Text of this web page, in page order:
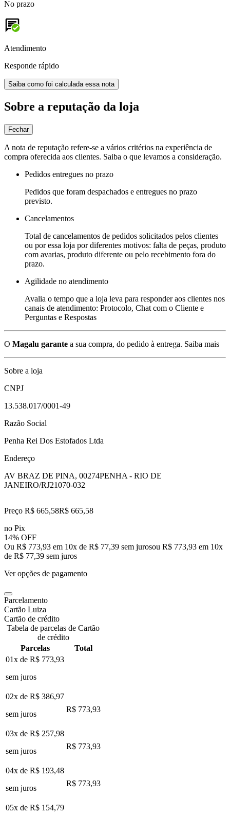
No prazo
Atendimento
Responde rápido
Saiba como foi calculada essa nota
Sobre a reputação da loja
Fechar
A nota de reputação refere-se a vários critérios na experiência de
compra oferecida aos clientes. Saiba o que levamos a consideração.
Pedidos entregues no prazo
Pedidos que foram despachados e entregues no prazo
previsto.
Cancelamentos
Total de cancelamentos de pedidos solicitados pelos clientes
ou por essa loja por diferentes motivos: falta de peças, produto
com avarias, produto diferente ou pelo recebimento fora do
prazo.
Agilidade no atendimento
Avalia o tempo que a loja leva para responder aos clientes nos
canais de atendimento: Protocolo, Chat com o Cliente e
Perguntas e Respostas
O Magalu garante a sua compra, do pedido à entrega. Saiba mais
Sobre a loja
CNPJ
13.538.017/0001-49
Razão Social
Penha Rei Dos Estofados Ltda
Endereço
AV BRAZ DE PINA, 00274PENHA - RIO DE
JANEIRO/RJ21070-032
Preço R$ 665,58R$ 665,58
no Pix
14% OFF
Ou R$ 773,93 em 10x de R$ 77,39 sem jurosou R$ 773,93 em 10x
de R$ 77,39 sem juros
Ver opções de pagamento
Parcelamento
Cartão Luiza
Cartão de crédito
Tabela de parcelas de Cartão
de crédito
Parcelas
Total
01x de R$ 773,93
sem juros
02x de R$ 386,97
sem juros
R$ 773,93
03x de R$ 257,98
sem juros
R$ 773,93
04x de R$ 193,48
sem juros
R$ 773,93
05x de R$ 154,79